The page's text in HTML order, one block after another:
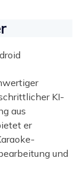
KI-
aus
er
und